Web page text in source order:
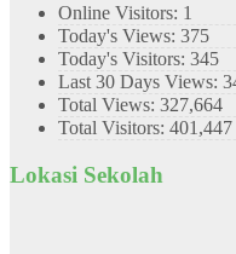
Online Visitors: 1
Today's Views: 375
Today's Visitors: 345
Last 30 Days Views:
Total Views: 327,664
Total Visitors: 401,447
Lokasi Sekolah